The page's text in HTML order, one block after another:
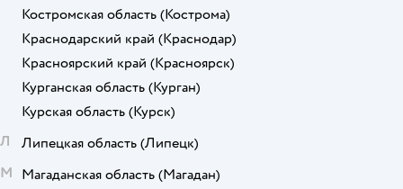
Костромская область (Кострома)
Краснодарский край (Краснодар)
Красноярский край (Красноярск)
Курганская область (Курган)
Курская область (Курск)
Л
Липецкая область (Липецк)
М Магаданская область (Магадан)